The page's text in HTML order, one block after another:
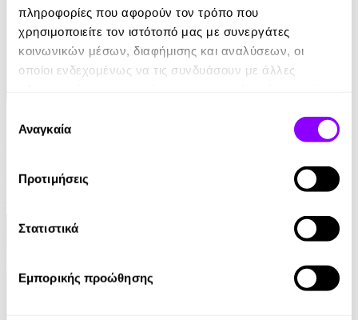
πληροφορίες που αφορούν τον τρόπο που
χρησιμοποιείτε τον ιστότοπό μας με συνεργάτες
κοινωνικών μέσων, διαφήμισης και αναλύσεων, οι
οποίοι ενδεχομένως να τις συνδυάσουν με άλλες
των υπηρεσιών τους.
συγκατάθεσης
Αναγκαία
Προτιμήσεις
Στατιστικά
Εμπορικής προώθησης
Colleen Hoover